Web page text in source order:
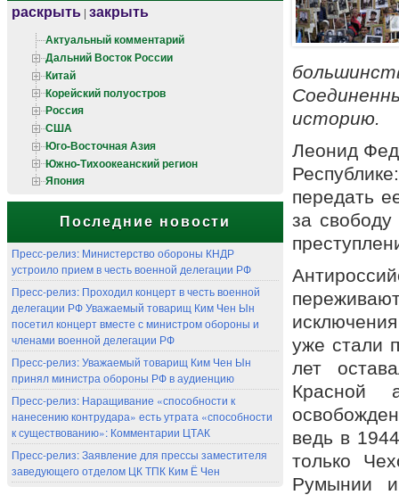
раскрыть | закрыть
Актуальный комментарий
Дальний Восток России
Китай
Корейский полуостров
Россия
США
Юго-Восточная Азия
Южно-Тихоокеанский регион
Япония
Последние новости
Пресс-релиз: Министерство обороны КНДР
устроило прием в честь военной делегации РФ
Пресс-релиз: Проходил концерт в честь военной
делегации РФ Уважаемый товарищ Ким Чен Ын
посетил концерт вместе с министром обороны и
членами военной делегации РФ
Пресс-релиз: Уважаемый товарищ Ким Чен Ын
принял министра обороны РФ в аудиенцию
Пресс-релиз: Наращивание «способности к
нанесению контрудара» есть утрата «способности
к существованию»: Комментарии ЦТАК
Пресс-релиз: Заявление для прессы заместителя
заведующего отделом ЦК ТПК Ким Ё Чен
историю.
Леонид
передать
за свободу
уже стали
лет
Красной
ведь в
только
Румынии